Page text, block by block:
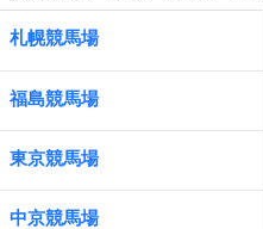
札幌競馬場
福島競馬場
東京競馬場
中京競馬場